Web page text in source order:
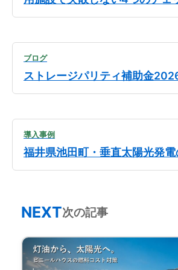
ブログ
ストレージパリティ補助金
導入事例
福井県池田町・垂直太陽光発電
NEXT次の記事